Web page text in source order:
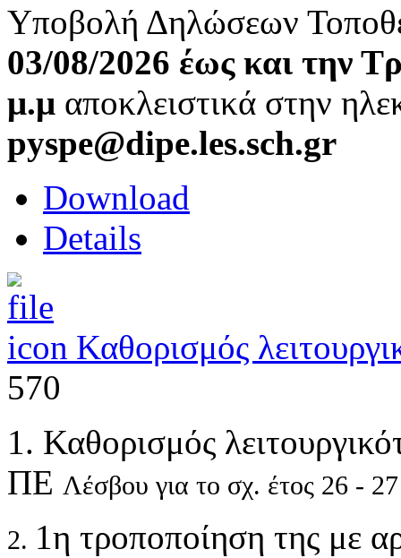
Υποβολή Δηλώσεων
03/08/2026 έως και την
μ.μ αποκλειστικά στην
pyspe@dipe.les.sch.gr
Download
Details
Καθορισμός
570
1. Καθορισμός
ΠΕ Λέσβου για το σχ. έτος 26 - 27
2. 1η τροποποίηση της με